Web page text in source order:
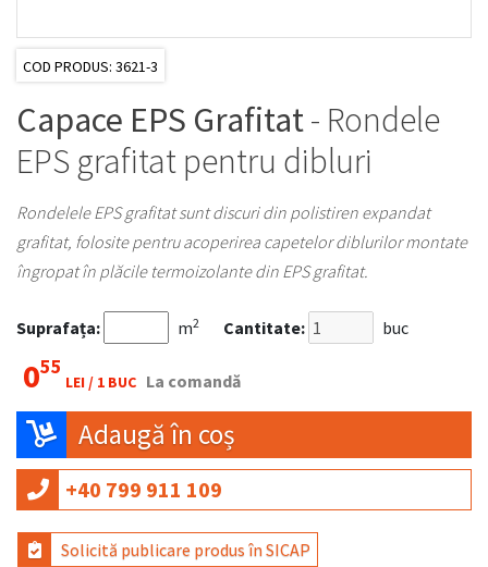
COD PRODUS: 3621-3
Capace EPS Grafitat- Rondele
EPS grafitat pentru dibluri
Rondelele EPS grafitat sunt discuri din polistiren expandat
grafitat, folosite pentru acoperirea capetelor diblurilor montate
îngropat în plăcile termoizolante din EPS grafitat.
Suprafața: m2 Cantitate: buc
055
LEI / 1 BUC La comandă
Adaugă în coș
+40 799 911 109
Solicită publicare produs în SICAP